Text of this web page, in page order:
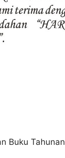
Buku Tahunan